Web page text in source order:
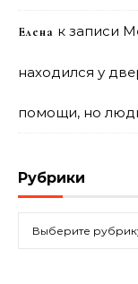
Елена к записи
находился у
помощи, но
Рубрики